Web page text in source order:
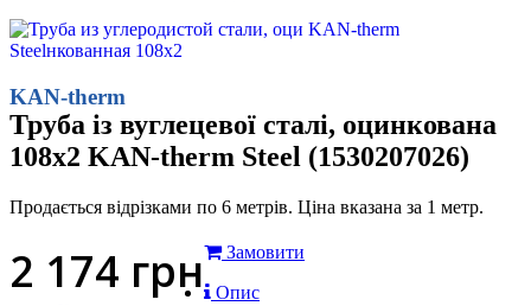
KAN-therm
Труба із вуглецевої сталі, оцинкована
108x2 KAN-therm Steel (1530207026)
Продається відрізками по 6 метрів. Ціна вказана за 1 метр.
2 174 грн
Замовити
Опис